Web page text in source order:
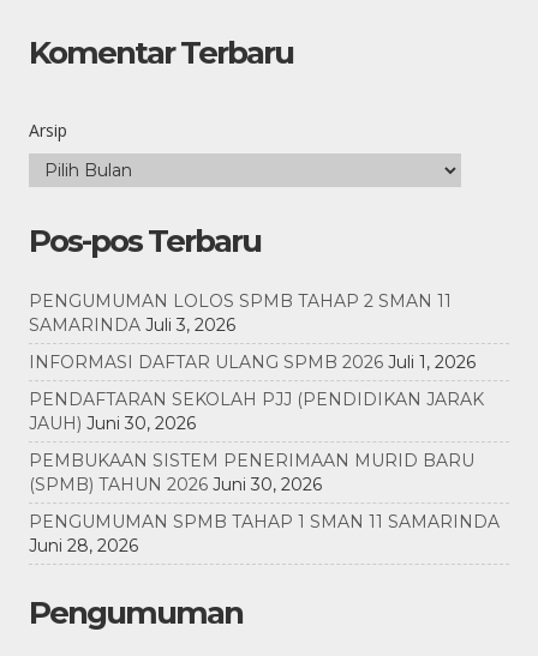
Komentar Terbaru
Arsip
Pos-pos Terbaru
PENGUMUMAN LOLOS SPMB TAHAP 2 SMAN 11
SAMARINDA Juli 3, 2026
INFORMASI DAFTAR ULANG SPMB 2026 Juli 1, 2026
PENDAFTARAN SEKOLAH PJJ (PENDIDIKAN JARAK
JAUH) Juni 30, 2026
PEMBUKAAN SISTEM PENERIMAAN MURID BARU
(SPMB) TAHUN 2026 Juni 30, 2026
PENGUMUMAN SPMB TAHAP 1 SMAN 11 SAMARINDA
Juni 28, 2026
Pengumuman